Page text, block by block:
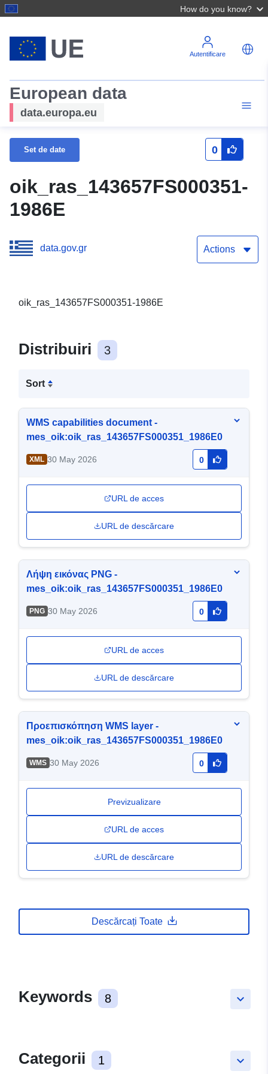
How do you know?
Autentificare
European data
data.europa.eu
Set de date 0
oik_ras_143657FS000351-
1986E
data.gov.gr Actions
oik_ras_143657FS000351-1986E
Distribuiri 3
Sort
WMS capabilities document -
mes_oik:oik_ras_143657FS000351_1986E0
XML 30 May 2026 0
URL de acces
URL de descărcare
Λήψη εικόνας PNG -
mes_oik:oik_ras_143657FS000351_1986E0
PNG 30 May 2026 0
URL de acces
URL de descărcare
Προεπισκόπηση WMS layer -
mes_oik:oik_ras_143657FS000351_1986E0
WMS 30 May 2026 0
Previzualizare
URL de acces
URL de descărcare
Descărcați Toate
keyboard_arrow_down
Keywords 8
keyboard_arrow_down
Categorii 1